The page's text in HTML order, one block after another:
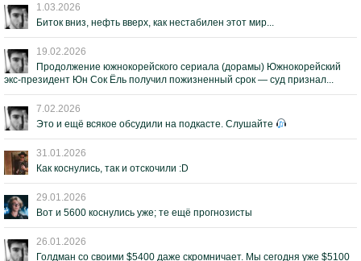
1.03.2026
Биток вниз, нефть вверх, как нестабилен этот мир...
19.02.2026
Продолжение южнокорейского сериала (дорамы) Южнокорейский
экс-президент Юн Сок Ёль получил пожизненный срок — суд признал...
7.02.2026
Это и ещё всякое обсудили на подкасте. Слушайте
31.01.2026
Как коснулись, так и отскочили :D
29.01.2026
Вот и 5600 коснулись уже; те ещё прогнозисты
26.01.2026
Голдман со своими $5400 даже скромничает. Мы сегодня уже $5100